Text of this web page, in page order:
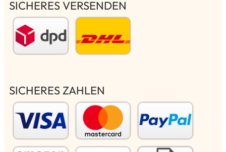
SICHERES VERSENDEN
SICHERES ZAHLEN